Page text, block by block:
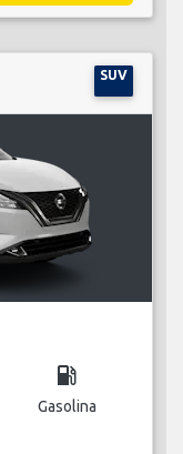
SUV
local_gas_station
Gasolina